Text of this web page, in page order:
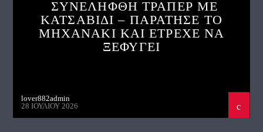
ΣΥΝΕΛΗΦΘΗ ΤΡΑΠΕΡ ΜΕ
ΚΑΤΣΑΒΙΔΙ – ΠΑΡΑΤΗΣΕ ΤΟ
ΜΗΧΑΝΑΚΙ ΚΑΙ ΕΤΡΕΧΕ ΝΑ
ΞΕΦΥΓΕΙ
lover882admin
28 ΙΟΥΛΊΟΥ 2026